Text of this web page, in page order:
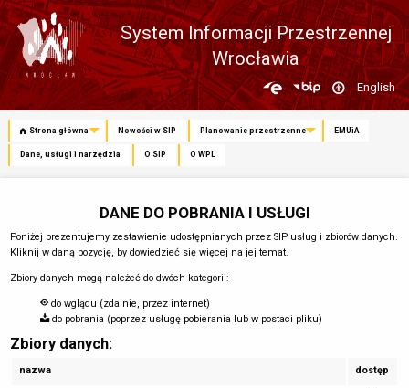
System Informacji Przestrzennej
Wrocławia
Zmień
język
English
Strona główna Nowości w SIP Planowanie przestrzenne EMUiA
Dane, usługi i narzędzia O SIP O WPL
DANE DO POBRANIA I USŁUGI
Poniżej prezentujemy zestawienie udostępnianych przez SIP usług i zbiorów danych.
Kliknij w daną pozycję, by dowiedzieć się więcej na jej temat.
Zbiory danych mogą należeć do dwóch kategorii:
do wglądu (zdalnie, przez internet)
do pobrania (poprzez usługę pobierania lub w postaci pliku)
Zbiory danych:
nazwa dostęp